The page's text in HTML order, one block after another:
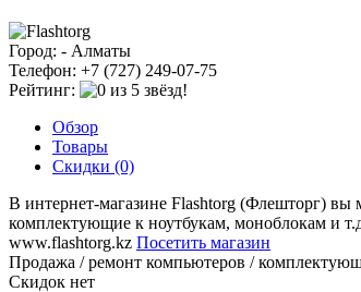
Город: - Алматы
Телефон: +7 (727) 249-07-75
Рейтинг:
Обзор
Товары
Скидки (0)
В интернет-магазине Flashtorg (Флешторг) вы
комплектующие к ноутбукам, моноблокам и
www.flashtorg.kz Посетить магазин
Продажа / ремонт компьютеров /
Скидок нет